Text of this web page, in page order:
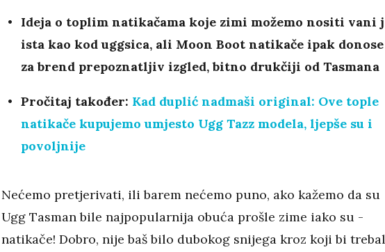
Ideja o toplim natikačama koje zimi možemo nositi vani
ista kao kod uggsica, ali Moon Boot natikače ipak donose
za brend prepoznatljiv izgled, bitno drukčiji od Tasmana
Pročitaj također: Kad duplić nadmaši original: Ove tople
natikače kupujemo umjesto Ugg Tazz modela, ljepše su i
povoljnije
Nećemo pretjerivati, ili barem nećemo puno, ako kažemo da su
Ugg Tasman bile najpopularnija obuća prošle zime iako su -
natikače! Dobro, nije baš bilo dubokog snijega kroz koji bi